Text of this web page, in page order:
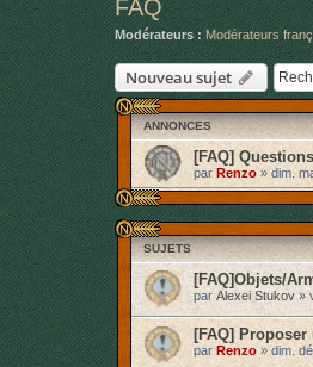
FAQ
Modérateurs : Modérateurs
Nouveau sujet
ANNONCES
[FAQ]
par Renzo »dim.
SUJETS
[FAQ]Objets/
par Alexei Stukov »
[FAQ] Proposer
par Renzo »dim.